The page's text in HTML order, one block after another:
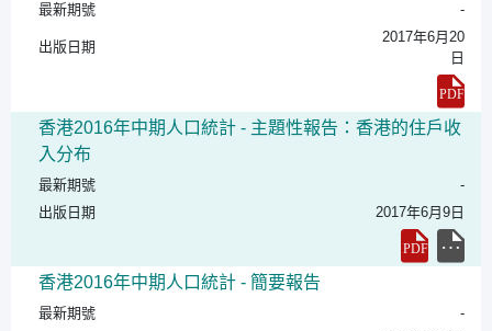
最新期號 -
出版日期
2017年6月20
日
香港2016年中期人口統計 - 主題性報告：香港的住戶收
入分布
最新期號
-
出版日期
2017年6月9日
香港2016年中期人口統計 - 簡要報告
最新期號 -